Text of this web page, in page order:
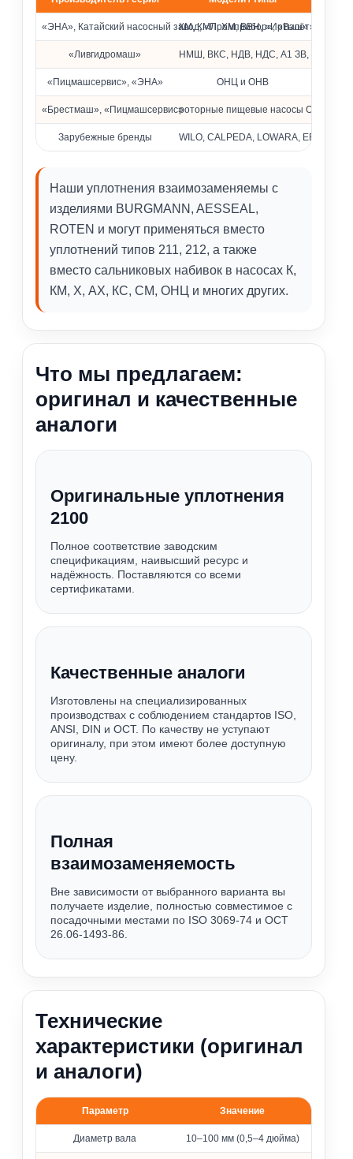
Совместимость с насосами различных брендов
«ЭНА», Катайский насосный завод, «Промприбор», «Взлёт»
КМ, КМЛ, ХМ, ВВН, «Иртыш» и др.
«Ливгидромаш» НМШ, ВКС, НДВ, НДС, А1 ЗВ, КМ
«Пицмашсервис», «ЭНА» ОНЦ и ОНВ
«Брестмаш», «Пицмашсервис»роторные пищевые насосы ОРА
Зарубежные бренды WILO, CALPEDA, LOWARA, EBARA,
Наши уплотнения взаимозаменяемы с
изделиями BURGMANN, AESSEAL,
ROTEN и могут применяться вместо
уплотнений типов 211, 212, а также
вместо сальниковых набивок в насосах К,
КМ, Х, АХ, КС, СМ, ОНЦ и многих других.
Что мы предлагаем:
оригинал и качественные
аналоги
Оригинальные уплотнения
2100
Полное соответствие заводским
спецификациям, наивысший ресурс и
надёжность. Поставляются со всеми
сертификатами.
Качественные аналоги
Изготовлены на специализированных
производствах с соблюдением стандартов ISO,
ANSI, DIN и ОСТ. По качеству не уступают
оригиналу, при этом имеют более доступную
цену.
Полная
взаимозаменяемость
Вне зависимости от выбранного варианта вы
получаете изделие, полностью совместимое с
посадочными местами по ISO 3069-74 и ОСТ
26.06-1493-86.
Технические
характеристики (оригинал
и аналоги)
Основные параметры уплотнения 2100
Параметр Значение
Диаметр вала 10–100 мм (0,5–4 дюйма)